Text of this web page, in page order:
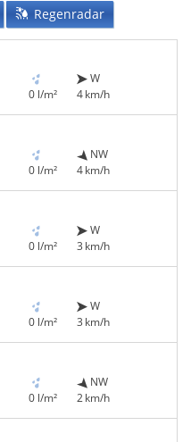
Regenradar
0 l/m²
W
4 km/h
0 l/m²
NW
4 km/h
0 l/m²
W
3 km/h
0 l/m²
W
3 km/h
0 l/m²
NW
2 km/h